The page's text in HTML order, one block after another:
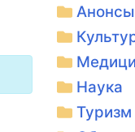
Анонсы
Наука
Туризм